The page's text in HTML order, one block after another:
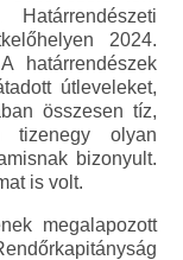
2024.
határrendészek
útleveleket,
összesen tíz,
tizenegy olyan
bizonyult.
is volt.
megalapozott